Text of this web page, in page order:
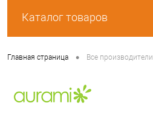
Каталог товаров
Главная страница • Все производители